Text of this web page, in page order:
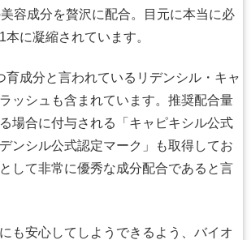
容成分を贅沢に配合。目元に本当に必
に凝縮されています。
育成分と言われているリデンシル・キャ
ッシュも含まれています。推奨配合量
場合に付与される「キャピキシル公式
ンシル公式認定マーク」も取得してお
して非常に優秀な成分配合であると言
も安心してしようできるよう、バイオ